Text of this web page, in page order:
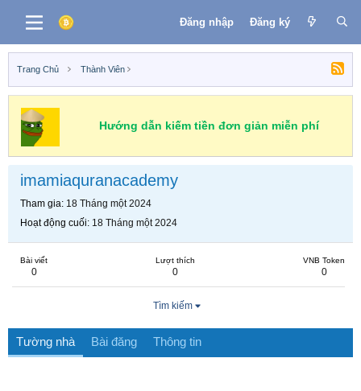
Đăng nhập Đăng ký
Trang Chủ Thành Viên
Hướng dẫn kiếm tiền đơn giản miễn phí
imamiaquranacademy
Tham gia 18 Tháng một 2024
Hoạt động cuối 18 Tháng một 2024
Bài viết
0
Lượt thích
0
VNB Token
0
Tìm kiếm
Tường nhà Bài đăng Thông tin